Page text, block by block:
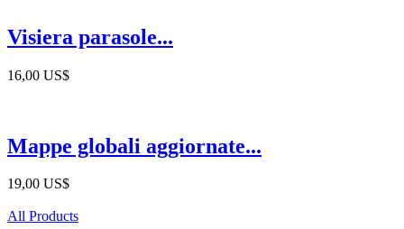
Visiera parasole...
16,00 US$
Mappe globali aggiornate...
19,00 US$
All Products